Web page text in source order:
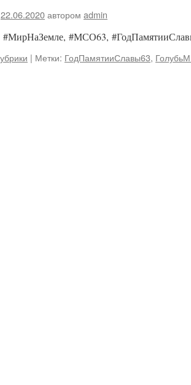
22.06.2020автором admin
#МирНаЗемле, #МСО63,
| Метки: ГодПамятииСлавы63,